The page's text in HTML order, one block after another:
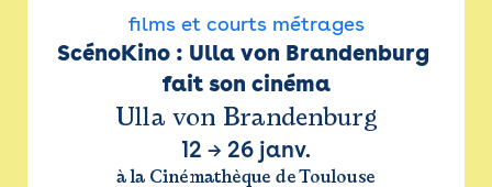
films et courts métrages
ScénoKino : Ulla von Brandenburg
fait son cinéma
Ulla von Brandenburg
12 → 26 janv.
à la Cinémathèque de Toulouse